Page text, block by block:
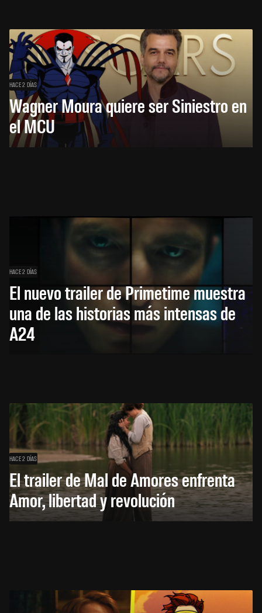
HACE 2 DÍAS
Wagner Moura quiere ser Siniestro en
el MCU
HACE 2 DÍAS
El nuevo trailer de Primetime muestra
una de las historias más intensas de
A24
HACE 2 DÍAS
El trailer de Mal de Amores enfrenta
Amor, libertad y revolución